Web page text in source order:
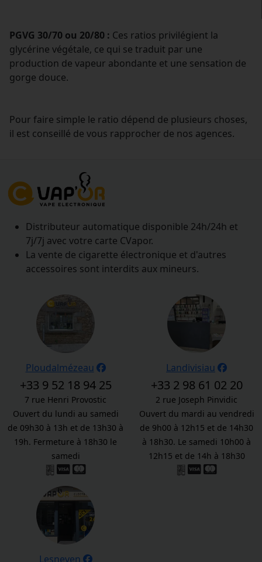
PGVG 30/70 ou 20/80 : Ces ratios privilégient la
glycérine végétale, ce qui se traduit par une
production de vapeur abondante et une sensation de
gorge douce.
Pour faire simple le ratio dépend de plusieurs choses,
il est conseillé de vous rapprocher de nos agences.
Distributeur automatique disponible 24h/24h et
7j/7j avec votre carte CVapor.
La vente de cigarette électronique et d'autres
accessoires sont interdits aux mineurs.
Ploudalmézeau
+33 9 52 18 94 25
7 rue Henri Provostic
Ouvert du lundi au samedi
de 09h30 à 13h et de 13h30 à
19h. Fermeture à 18h30 le
samedi
Landivisiau
+33 2 98 61 02 20
2 rue Joseph Pinvidic
Ouvert du mardi au vendredi
de 9h00 à 12h15 et de 14h30
à 18h30. Le samedi 10h00 à
12h15 et de 14h à 18h30
Lesneven